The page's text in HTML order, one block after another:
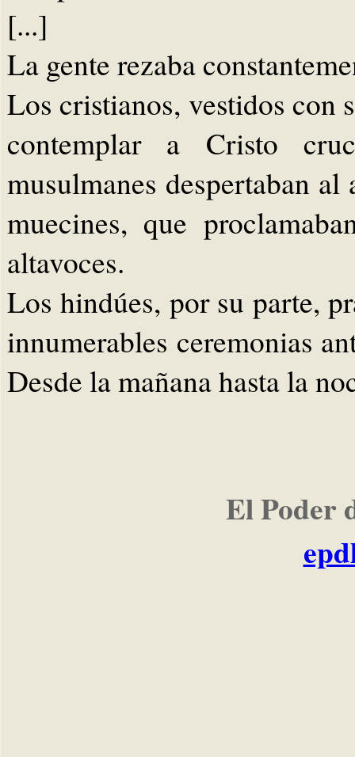
[...]
La gente rezaba
Los cristianos, vestidos con
contemplar a Cristo
musulmanes despertaban
muecines, que
altavoces.
Los hindúes, por su parte,
innumerables ceremonias
Desde la mañana hasta la
El Poder